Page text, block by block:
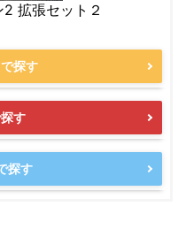
拡張セット２
探す
す
探す